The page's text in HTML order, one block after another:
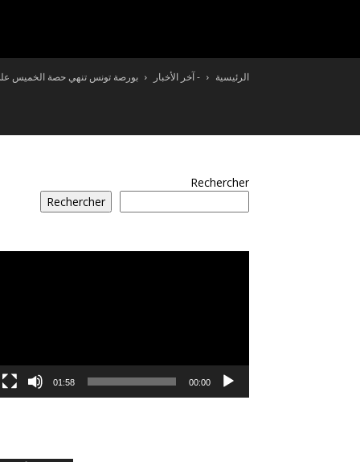
الرئيسية - آخر الأخبار بورصة تونس تنهي حصة الخميس على ارتفاع
Rechercher
Rechercher
00:00
01:58